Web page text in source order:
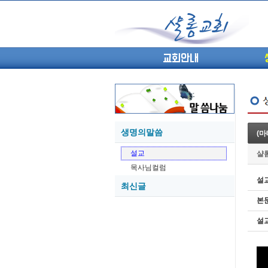
교회안내
생명의말씀
설교
목사님컬럼
최신글
05-26 (
05-20 (
05-20 (
05-18 (
(마
샬
설
본
설